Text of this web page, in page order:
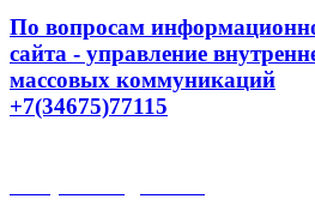
По вопросам
сайта - управление
массовых коммуникаций
+7(34675)77115